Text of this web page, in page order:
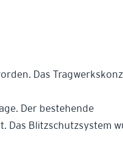
Das
Der bestehende
Das Blitzschutzsystem